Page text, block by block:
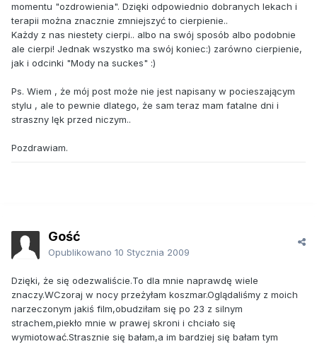
momentu "ozdrowienia". Dzięki odpowiednio dobranych lekach i
terapii można znacznie zmniejszyć to cierpienie..
Każdy z nas niestety cierpi.. albo na swój sposób albo podobnie
ale cierpi! Jednak wszystko ma swój koniec:) zarówno cierpienie,
jak i odcinki "Mody na suckes" :)
Ps. Wiem , że mój post może nie jest napisany w pocieszającym
stylu , ale to pewnie dlatego, że sam teraz mam fatalne dni i
straszny lęk przed niczym..
Pozdrawiam.
Gość
Opublikowano 10 Stycznia 2009
Dzięki, że się odezwaliście.To dla mnie naprawdę wiele
znaczy.WCzoraj w nocy przeżyłam koszmar.Oglądaliśmy z moich
narzeczonym jakiś film,obudziłam się po 23 z silnym
strachem,piekło mnie w prawej skroni i chciało się
wymiotować.Strasznie się bałam,a im bardziej się bałam tym